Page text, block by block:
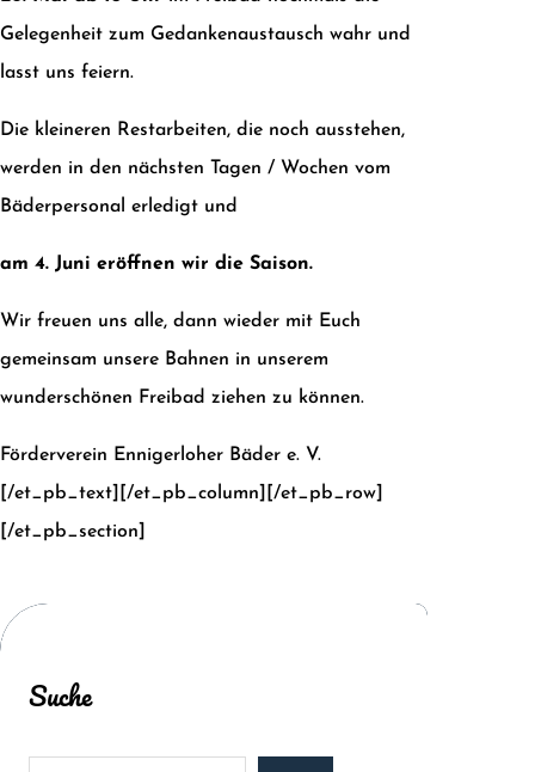
Gelegenheit zum Gedankenaustausch wahr und
lasst uns feiern.
Die kleineren Restarbeiten, die noch ausstehen,
werden in den nächsten Tagen / Wochen vom
Bäderpersonal erledigt und
am 4. Juni eröffnen wir die Saison.
Wir freuen uns alle, dann wieder mit Euch
gemeinsam unsere Bahnen in unserem
wunderschönen Freibad ziehen zu können.
Förderverein Ennigerloher Bäder e. V.
[/et_pb_text][/et_pb_column][/et_pb_row]
[/et_pb_section]
Suche